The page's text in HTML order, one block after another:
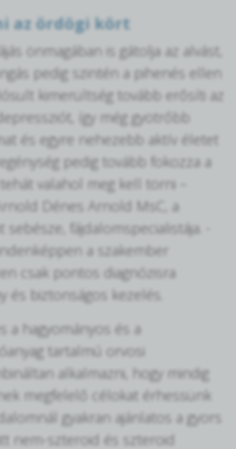
az ördögi kört
önmagában is gátolja az alvást,
pedig szintén a pihenés ellen
kimerültség tovább erősíti az
így még gyötrőbb
és egyre nehezebb aktív életet
pedig tovább fokozza a
valahol meg kell törni –
Dénes Arnold MsC, a
sebésze, fájdalomspecialistája. -
a szakember
csak pontos diagnózisra
és biztonságos kezelés.
a hagyományos és a
tartalmú orvosi
alkalmazni, hogy mindig
megfelelő célokat érhessünk
gyakran ajánlatos a gyors
nem-szteroid és szteroid